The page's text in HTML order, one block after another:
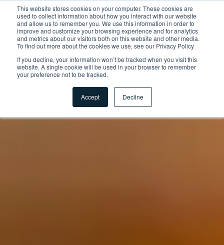
This website stores cookies on your computer. These cookies are
used to collect information about how you interact with our website
and allow us to remember you. We use this information in order to
improve and customize your browsing experience and for analytics
and metrics about our visitors both on this website and other media.
To find out more about the cookies we use, see our Privacy Policy
If you decline, your information won’t be tracked when you visit this
website. A single cookie will be used in your browser to remember
your preference not to be tracked.
Accept Decline